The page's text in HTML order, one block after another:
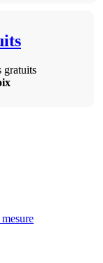
gratuits